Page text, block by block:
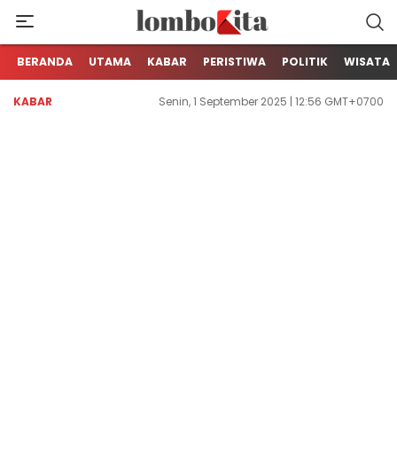
LOMBOKita
Media Berita Online dari Lombok
BERANDA UTAMA KABAR PERISTIWA POLITIK WISATA
KABAR Senin, 1 September 2025 | 12:56 GMT+0700